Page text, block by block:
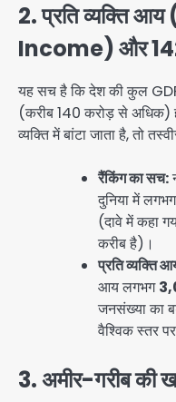
2. प्रति व्यक्ति
Income) और
यह सच है कि देश की कुल
(करीब 140 करोड़ से
व्यक्ति में बांटा जाता है, तो
रैंकिंग का सच:
दुनिया में लगभग
(दावे में कहा
करीब है)।
प्रति व्यक्ति
आय लगभग
जनसंख्या का
वैश्विक स्तर
3. अमीर-गरीब की